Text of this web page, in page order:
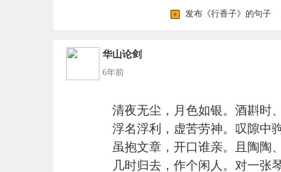
发布《行香子》的句子
华山论剑
6年前
清夜无尘，月色如银。酒斟时
浮名浮利，虚苦劳神。叹隙中
虽抱文章，开口谁亲。且陶陶
几时归去，作个闲人。对一张